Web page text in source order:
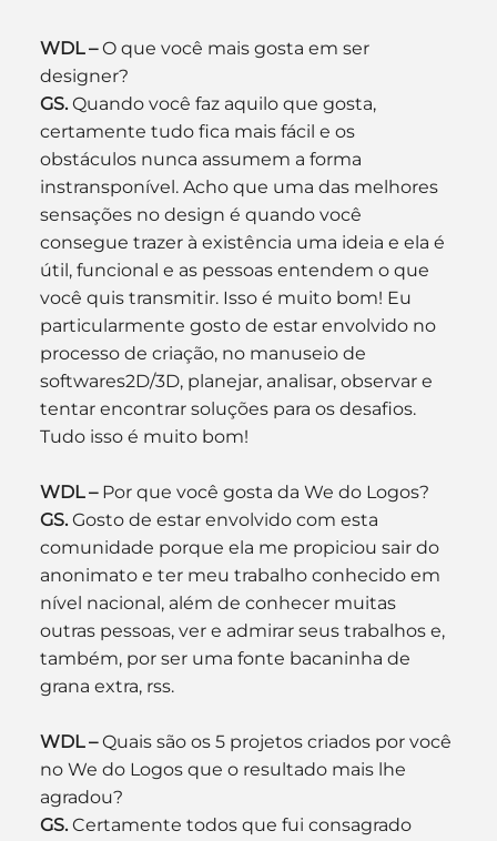
WDL – O que você mais gosta em ser
designer?
GS. Quando você faz aquilo que gosta,
certamente tudo fica mais fácil e os
obstáculos nunca assumem a forma
instransponível. Acho que uma das melhores
sensações no design é quando você
consegue trazer à existência uma ideia e ela é
útil, funcional e as pessoas entendem o que
você quis transmitir. Isso é muito bom! Eu
particularmente gosto de estar envolvido no
processo de criação, no manuseio de
softwares2D/3D, planejar, analisar, observar e
tentar encontrar soluções para os desafios.
Tudo isso é muito bom!
WDL – Por que você gosta da We do Logos?
GS. Gosto de estar envolvido com esta
comunidade porque ela me propiciou sair do
anonimato e ter meu trabalho conhecido em
nível nacional, além de conhecer muitas
outras pessoas, ver e admirar seus trabalhos e,
também, por ser uma fonte bacaninha de
grana extra, rss.
WDL – Quais são os 5 projetos criados por você
no We do Logos que o resultado mais lhe
agradou?
GS. Certamente todos que fui consagrado